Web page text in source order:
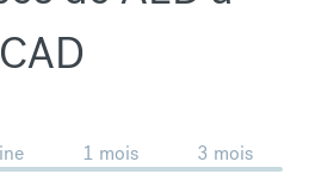
CAD
1 mois 3 mois